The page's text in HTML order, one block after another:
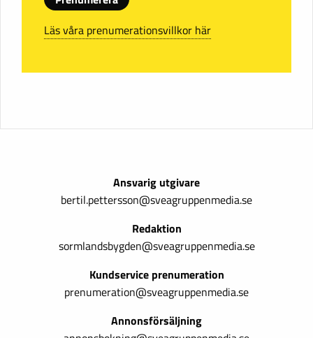
Läs våra prenumerationsvillkor här
Ansvarig utgivare
bertil.pettersson@sveagruppenmedia.se
Redaktion
sormlandsbygden@sveagruppenmedia.se
Kundservice prenumeration
prenumeration@sveagruppenmedia.se
Annonsförsäljning